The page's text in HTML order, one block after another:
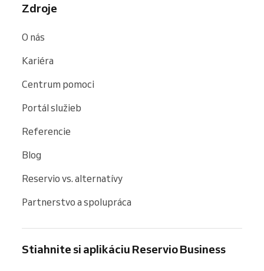
Zdroje
O nás
Kariéra
Centrum pomoci
Portál služieb
Referencie
Blog
Reservio vs. alternatívy
Partnerstvo a spolupráca
Stiahnite si aplikáciu Reservio Business